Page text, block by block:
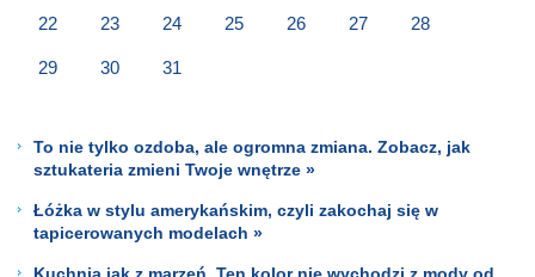
22 23 24 25 26 27 28
29 30 31
To nie tylko ozdoba, ale ogromna zmiana. Zobacz, jak
sztukateria zmieni Twoje wnętrze »
Łóżka w stylu amerykańskim, czyli zakochaj się w
tapicerowanych modelach »